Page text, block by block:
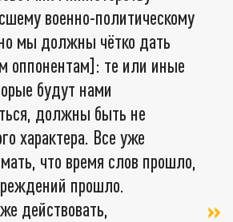
военно-политическому
мы должны чётко дать
оппонентам]: те или иные
будут нами
должны быть не
характера. Все уже
что время слов прошло,
прошло.
действовать,